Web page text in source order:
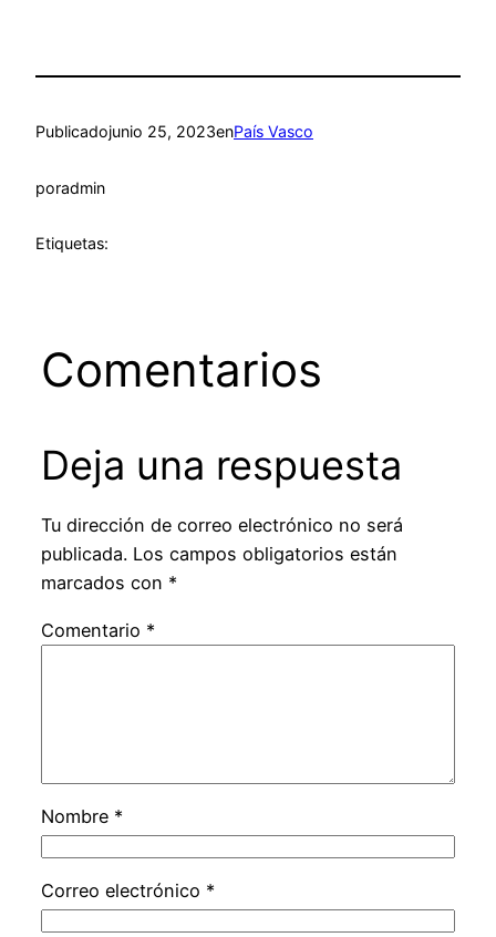
Publicadojunio 25, 2023enPaís Vasco
poradmin
Etiquetas:
Comentarios
Deja una respuesta
Tu dirección de correo electrónico no será
publicada. Los campos obligatorios están
marcados con *
Comentario *
Nombre *
Correo electrónico *